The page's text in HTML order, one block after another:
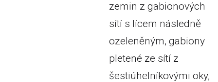
zemin z gabionových
sítí s lícem následně
ozeleněným, gabiony
pletené ze sítí z
šestiúhelníkovými oky,